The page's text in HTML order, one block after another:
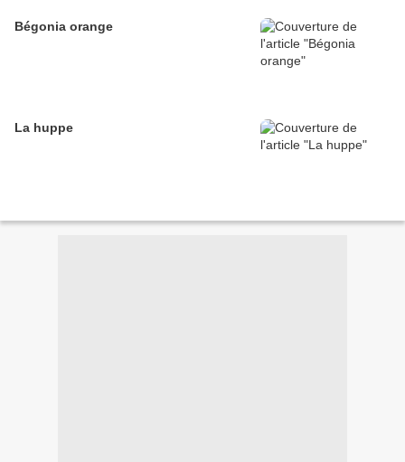
Bégonia orange
La huppe